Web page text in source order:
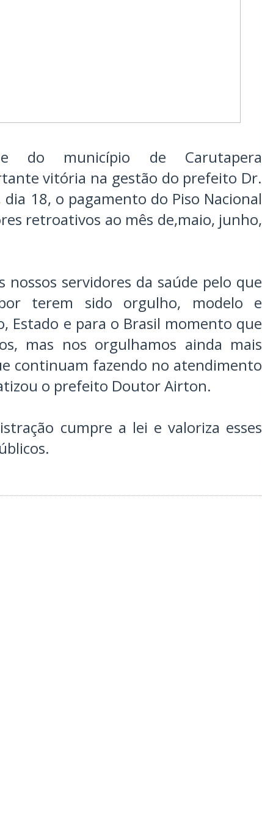
do município de Carutapera
vitória na gestão do prefeito Dr.
18, o pagamento do Piso Nacional
retroativos ao mês de,maio, junho,
servidores da saúde pelo que
terem sido orgulho, modelo e
Estado e para o Brasil momento que
mas nos orgulhamos ainda mais
continuam fazendo no atendimento
o prefeito Doutor Airton.
cumpre a lei e valoriza esses